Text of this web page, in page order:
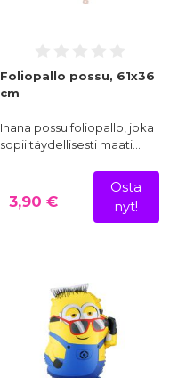
Foliopallo possu, 61x36
cm
Ihana possu foliopallo, joka
sopii täydellisesti maati…
3,90 €
Osta
nyt!